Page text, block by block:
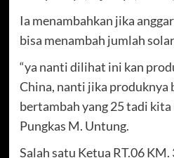
Ia menambahkan jika
bisa menambah jumlah
“ya nanti dilihat ini kan
China, nanti jika produknya
bertambah yang 25 tadi kita
Pungkas M. Untung.
Salah satu Ketua RT.06 KM.